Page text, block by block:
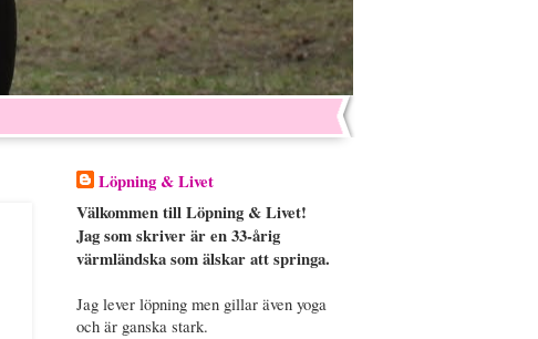
Löpning & Livet
Välkommen till Löpning & Livet!
Jag som skriver är en 33-årig
värmländska som älskar att springa.
Jag lever löpning men gillar även yoga
och är ganska stark.